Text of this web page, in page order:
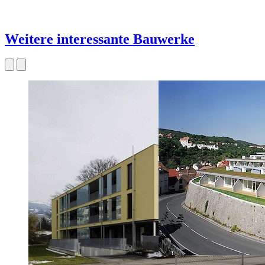
Weitere interessante Bauwerke